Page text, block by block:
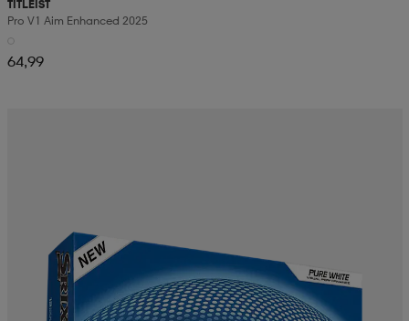
TITLEIST
Pro V1 Aim Enhanced 2025
64,99